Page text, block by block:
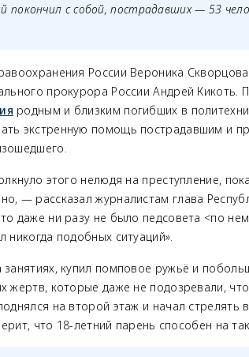
покончил с собой, пострадавших — 53
России Вероника
прокурора России Андрей Кикоть.
родным и близким погибших в
экстренную помощь пострадавшим и
этого нелюдя на преступление,
— рассказал журналистам глава
даже ни разу не было педсовета <по
подобных ситуаций».
купил помповое ружьё и
жертв, которые даже не подозревали,
на второй этаж и начал стрелять
что 18-летний парень способен на